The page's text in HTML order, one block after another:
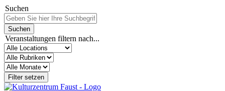
Suchen
Veranstaltungen filtern nach...